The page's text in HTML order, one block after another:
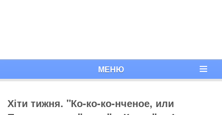
МЕНЮ
Хіти тижня. "Ко-ко-ко-нченое, или